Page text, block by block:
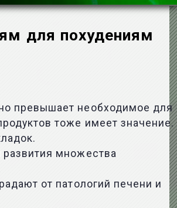
для похудениям
превышает необходимое для
тоже имеет значение.
множества
от патологий печени и